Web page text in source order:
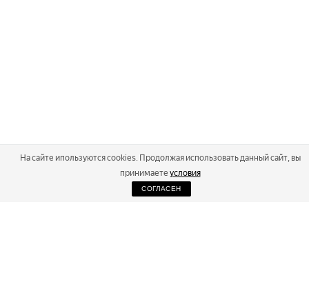
На сайте ипользуются cookies. Продолжая использовать данный сайт, вы
принимаете условия
СОГЛАСЕН